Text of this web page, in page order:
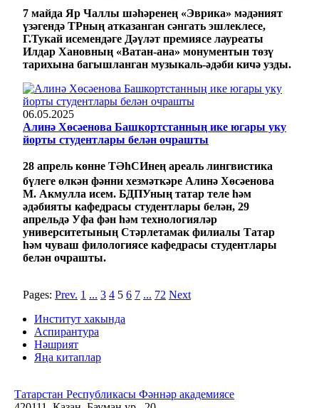
7 майда Яр Чаллы шәһәренең «Эврика» мәдәният
үзәгендә ТРның атказанган сәнгать эшлеклесе,
Г.Тукай исемендәге Дәүләт премиясе лауреаты
Илдар Хановның «Ватан-ана» монументын төзү
тарихына багышланган музыкаль-әдәби кичә узды.
06.05.2025
Алинә Хөсәенова Башкортстанның ике югары уку
йорты студентлары белән очрашты
28 апрель көнне ТӘһСИнең ареаль лингвистика
бүлеге өлкән фәнни хезмәткәре Алинә Хөсәенова
М. Акмулла исем. БДПУның татар теле һәм
әдәбияты кафедрасы студентлары белән, 29
апрельдә Уфа фән һәм технологияләр
университетының Стәрлетамак филиалы Татар
һәм чуваш филологиясе кафедрасы студентлары
белән очрашты.
Pages: Prev. 1 ... 3 4 5 6 7 ... 72 Next
Институт хакында
Аспирантура
Нәшрият
Яңа китаплар
Татарстан Республикасы Фәннәр академиясе